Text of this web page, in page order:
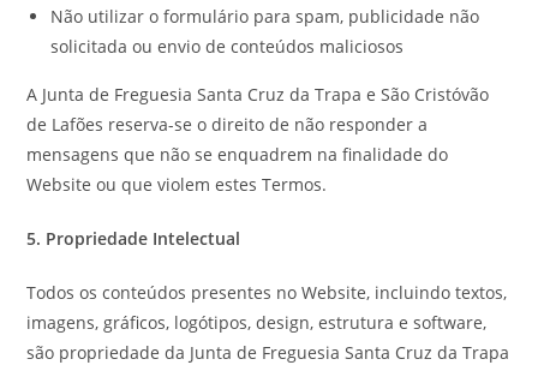
Não utilizar o formulário para spam, publicidade não
solicitada ou envio de conteúdos maliciosos
A Junta de Freguesia Santa Cruz da Trapa e São Cristóvão
de Lafões reserva-se o direito de não responder a
mensagens que não se enquadrem na finalidade do
Website ou que violem estes Termos.
5. Propriedade Intelectual
Todos os conteúdos presentes no Website, incluindo textos,
imagens, gráficos, logótipos, design, estrutura e software,
são propriedade da Junta de Freguesia Santa Cruz da Trapa